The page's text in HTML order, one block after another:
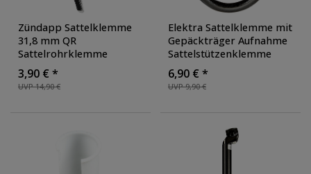
Zündapp Sattelklemme
31,8 mm QR
Sattelrohrklemme
Sattelstützenklemme
Sitzrohrklemme Agon
City Life
UVP 14,90 €
3,90 € *
Elektra Sattelklemme mit
Gepäckträger Aufnahme
Sattelstützenklemme
Fahrrad 31,8 mm 28,6
mm Sattelrohrschelle
Sattelschelle
UVP 9,90 €
6,90 € *